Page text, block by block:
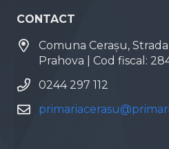
CONTACT
Comuna Cerașu,
Prahova | Cod fiscal:
0244 297 112